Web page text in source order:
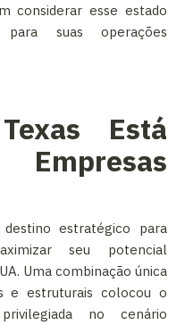
considerar esse estado
suas operações
Está
estratégico para
seu potencial
Uma combinação única
e estruturais colocou o
no cenário